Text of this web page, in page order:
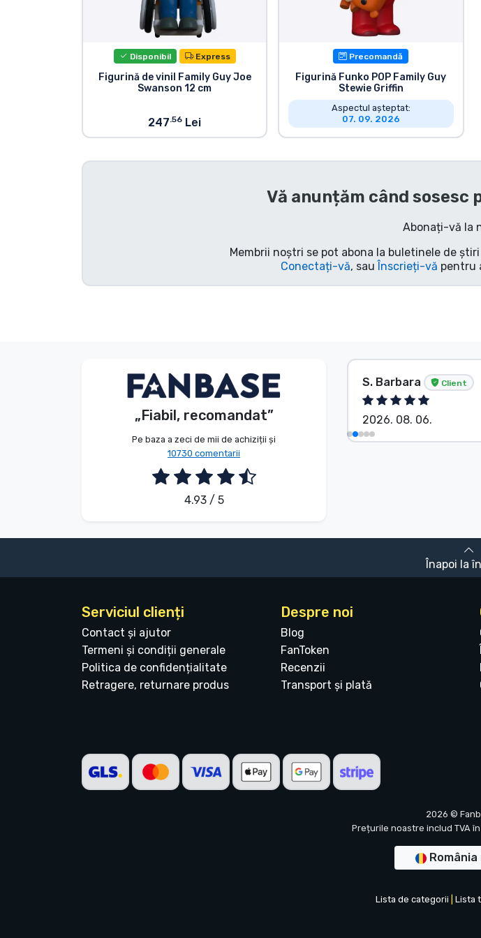
Disponibil Express
Figurină de vinil Family Guy Joe
Swanson 12 cm
247.56 Lei
Precomandă
Figurină Funko POP Family Guy
Stewie Griffin
Aspectul așteptat:
07. 09. 2026
Vă anunțăm când sosesc
Abonați-vă la
Membrii noștri se pot abona la buletinele de
Conectați-vă, sauÎnscrieți-vă pentru
„Fiabil, recomandat”
Pe baza a zeci de mii de achiziții și
10730 comentarii
4.93 / 5
V. Éva Client
2026. 08. 06.
S. Barbara Client
2026. 08. 06.
Înapoi la
Serviciul clienți
Contact și ajutor
Termeni și condiții generale
Politica de confidențialitate
Retragere, returnare produs
Despre noi
Blog
FanToken
Recenzii
Transport și plată
2026 ©
Prețurile noastre includ TVA
România
Lista de categorii Lista
Sortare după serie
Sortare după filme
Sortare după Anime
Sortare după muzică